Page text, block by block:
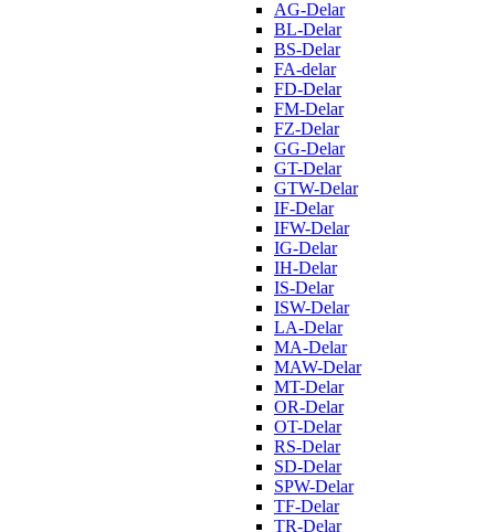
AG-Delar
BL-Delar
BS-Delar
FA-delar
FD-Delar
FM-Delar
FZ-Delar
GG-Delar
GT-Delar
GTW-Delar
IF-Delar
IFW-Delar
IG-Delar
IH-Delar
IS-Delar
ISW-Delar
LA-Delar
MA-Delar
MAW-Delar
MT-Delar
OR-Delar
OT-Delar
RS-Delar
SD-Delar
SPW-Delar
TF-Delar
TR-Delar